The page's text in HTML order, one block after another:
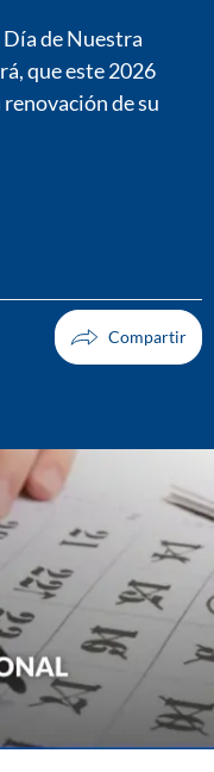
Día de Nuestra
que este 2026
de su